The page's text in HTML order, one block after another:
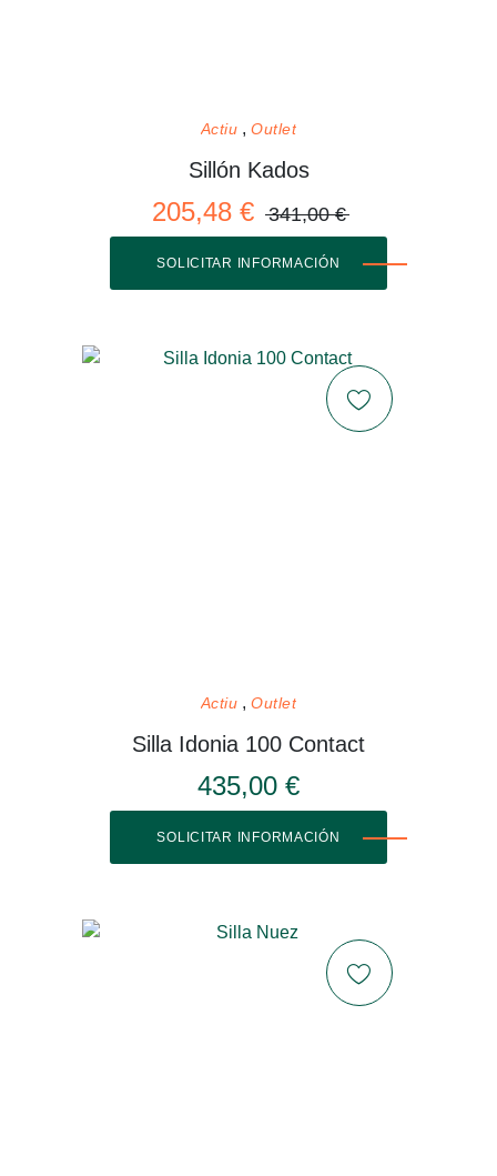
Actiu Outlet
Sillón Kados
205,48 € 341,00 €
SOLICITAR INFORMACIÓN
Actiu Outlet
Silla Idonia 100 Contact
435,00 €
SOLICITAR INFORMACIÓN